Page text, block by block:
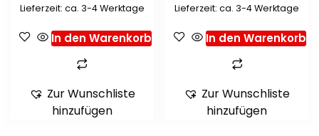
Lieferzeit: ca. 3-4 Werktage
In den Warenkorb
Zur Wunschliste
hinzufügen
Lieferzeit: ca. 3-4 Werktage
In den Warenkorb
Zur Wunschliste
hinzufügen